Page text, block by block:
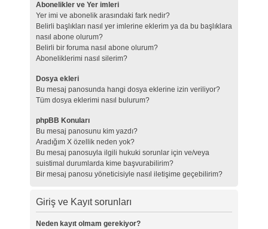
Abonelikler ve Yer imleri
Yer imi ve abonelik arasındaki fark nedir?
Belirli başlıkları nasıl yer imlerine eklerim ya da bu başlıklara
nasıl abone olurum?
Belirli bir foruma nasıl abone olurum?
Aboneliklerimi nasıl silerim?
Dosya ekleri
Bu mesaj panosunda hangi dosya eklerine izin veriliyor?
Tüm dosya eklerimi nasıl bulurum?
phpBB Konuları
Bu mesaj panosunu kim yazdı?
Aradığım X özellik neden yok?
Bu mesaj panosuyla ilgili hukuki sorunlar için ve/veya
suistimal durumlarda kime başvurabilirim?
Bir mesaj panosu yöneticisiyle nasıl iletişime geçebilirim?
Giriş ve Kayıt sorunları
Neden kayıt olmam gerekiyor?